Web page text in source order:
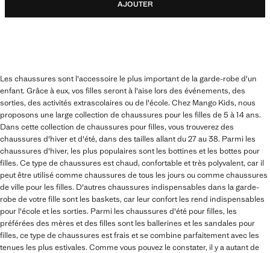
AJOUTER
Les chaussures sont l'accessoire le plus important de la garde-robe d'un
enfant. Grâce à eux, vos filles seront à l'aise lors des événements, des
sorties, des activités extrascolaires ou de l'école. Chez Mango Kids, nous
proposons une large collection de chaussures pour les filles de 5 à 14 ans.
Dans cette collection de chaussures pour filles, vous trouverez des
chaussures d'hiver et d'été, dans des tailles allant du 27 au 38. Parmi les
chaussures d'hiver, les plus populaires sont les bottines et les bottes pour
filles. Ce type de chaussures est chaud, confortable et très polyvalent, car il
peut être utilisé comme chaussures de tous les jours ou comme chaussures
de ville pour les filles. D'autres chaussures indispensables dans la garde-
robe de votre fille sont les baskets, car leur confort les rend indispensables
pour l'école et les sorties. Parmi les chaussures d'été pour filles, les
préférées des mères et des filles sont les ballerines et les sandales pour
filles, ce type de chaussures est frais et se combine parfaitement avec les
tenues les plus estivales. Comme vous pouvez le constater, il y a autant de